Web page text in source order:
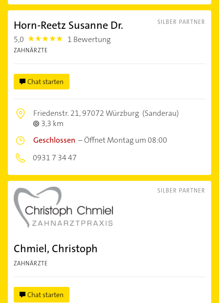
SILBER PARTNER
Horn-Reetz Susanne Dr.
5,0 5.0 1 Bewertung
ZAHNÄRZTE
Chat starten
Friedenstr. 21,97072 Würzburg (Sanderau)
3,3 km
Geschlossen –Öffnet Montag um 08:00
0931 7 34 47
SILBER PARTNER
Chmiel, Christoph
ZAHNÄRZTE
Chat starten